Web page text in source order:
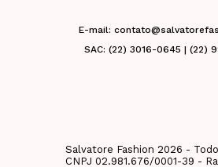
E-mail:
SAC: (22) 3016-0645 | (22)
Salvatore Fashion 2026 -
CNPJ 02.981.676/0001-39 -